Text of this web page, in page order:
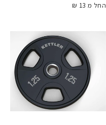
החל מ 13 ₪